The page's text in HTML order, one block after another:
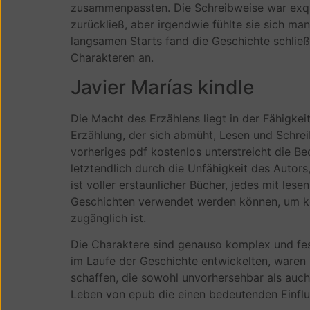
zusammenpassten. Die Schreibweise war
zurückließ, aber irgendwie fühlte sie sich
langsamen Starts fand die Geschichte
Charakteren an.
Javier Marías kindle
Die Macht des Erzählens liegt in der
Erzählung, der sich abmüht, Lesen und
vorheriges pdf kostenlos unterstreicht die
letztendlich durch die Unfähigkeit des
ist voller erstaunlicher Bücher, jedes mit
Geschichten verwendet werden können, um
zugänglich ist.
Die Charaktere sind genauso komplex und
im Laufe der Geschichte entwickelten,
schaffen, die sowohl unvorhersehbar als
Leben von epub die einen bedeutenden